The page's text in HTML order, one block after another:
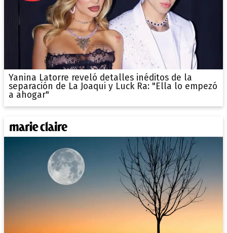
Yanina Latorre reveló detalles inéditos de la
separación de La Joaqui y Luck Ra: "Ella lo empezó
a ahogar"